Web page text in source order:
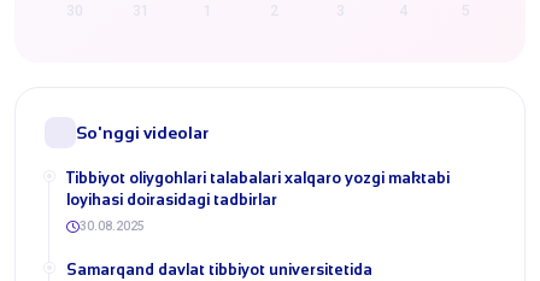
3 4 5
So'nggi videolar
Tibbiyot oliygohlari talabalari xalqaro yozgi maktabi
loyihasi doirasidagi tadbirlar
30.08.2025
​Samarqand davlat tibbiyot universitetida